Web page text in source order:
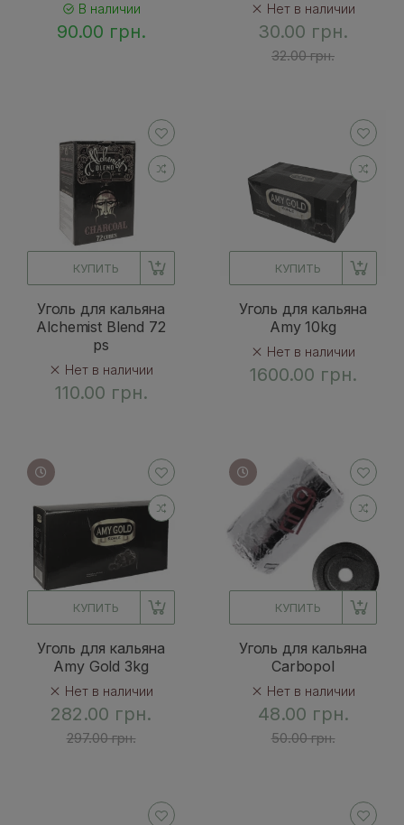
В наличии
90.00 грн.
Нет в наличии
30.00 грн.
32.00 грн.
КУПИТЬ
Уголь для кальяна
Alchemist Blend 72
ps
Нет в наличии
110.00 грн.
КУПИТЬ
Уголь для кальяна
Amy 10kg
Нет в наличии
1600.00 грн.
КУПИТЬ
Уголь для кальяна
Amy Gold 3kg
Нет в наличии
282.00 грн.
297.00 грн.
КУПИТЬ
Уголь для кальяна
Carbopol
Нет в наличии
48.00 грн.
50.00 грн.